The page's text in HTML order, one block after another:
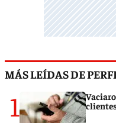
MÁS LEÍDAS DE
1